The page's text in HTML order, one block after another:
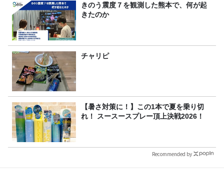
きのう震度７を観測した熊本で、何が起
きたのか
チャリピ
【暑さ対策に！】この1本で夏を乗り切
れ！ スースースプレー頂上決戦2026！
Recommended by